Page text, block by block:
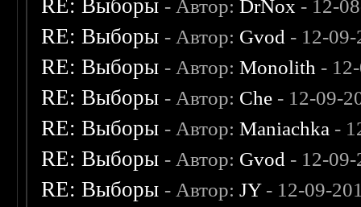
RE: Выборы - Автор:DrNox - 12-
RE: Выборы - Автор: Gvod - 12-
RE: Выборы - Автор:Monolith -
RE: Выборы - Автор: Che - 12-09-
RE: Выборы - Автор:Maniachka -
RE: Выборы - Автор: Gvod - 12-
RE: Выборы - Автор:JY- 12-09-